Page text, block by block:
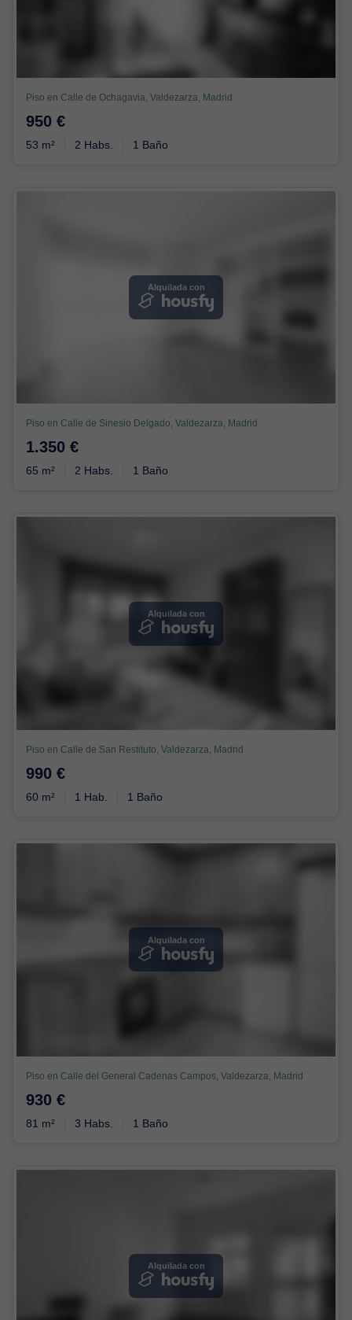
Piso en Calle de Ochagavia, Valdezarza, Madrid
950 €
53 m² 2 Habs. 1 Baño
Alquilada con
Piso en Calle de Sinesio Delgado, Valdezarza, Madrid
1.350 €
65 m² 2 Habs. 1 Baño
Alquilada con
Piso en Calle de San Restituto, Valdezarza, Madrid
990 €
60 m² 1 Hab. 1 Baño
Alquilada con
Piso en Calle del General Cadenas Campos, Valdezarza, Madrid
930 €
81 m² 3 Habs. 1 Baño
Alquilada con